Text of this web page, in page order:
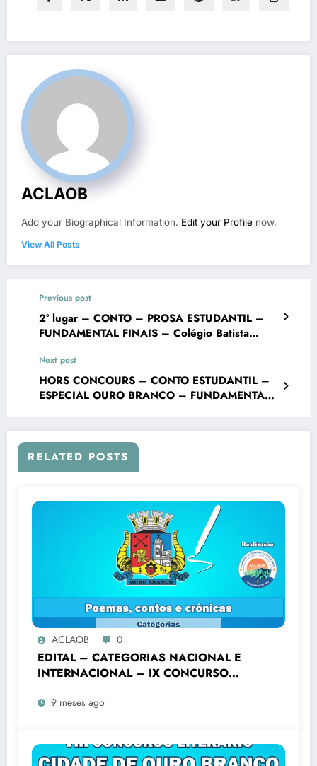
ACLAOB
Add your Biographical Information. Edit your Profile now.
View All Posts
Previous post
2° lugar – CONTO – PROSA ESTUDANTIL –
FUNDAMENTAL FINAIS – Colégio Batista
Literário “Cidade de Ouro Branco”
Next post
HORS CONCOURS – CONTO ESTUDANTIL –
ESPECIAL OURO BRANCO – FUNDAMENTAL
Ouro Branco”
RELATED POSTS
ACLAOB 0
EDITAL – CATEGORIAS NACIONAL E
INTERNACIONAL – IX CONCURSO
LITERÁRIO “CIDADE DE OURO
BRANCO”
9 meses ago